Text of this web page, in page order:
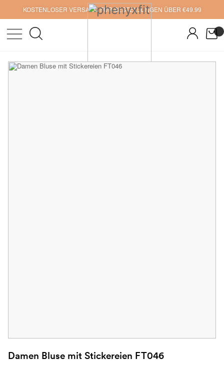
KOSTENLOSER VERSAND FÜR BESTELLUNGEN ÜBER €49.99
Damen Bluse mit Stickereien FT046